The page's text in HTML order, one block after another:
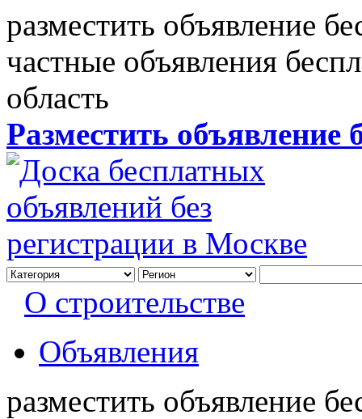
разместить объявление
частные объявления
область
Разместить объявление
О строительстве
Объявления
разместить объявление